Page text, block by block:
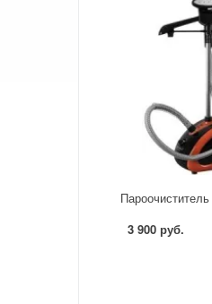
3 900 руб.